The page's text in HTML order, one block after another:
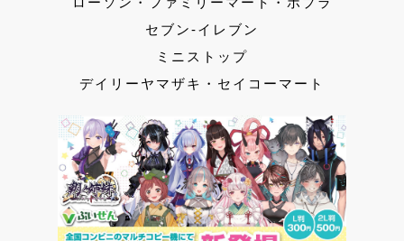
セブン-イレブン
ミニストップ
デイリーヤマザキ・セイコーマート